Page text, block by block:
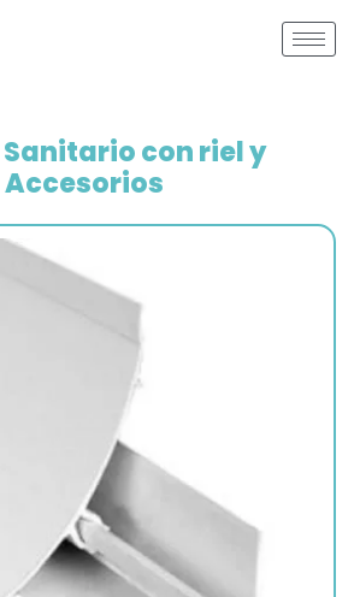
con riel y
Accesorios